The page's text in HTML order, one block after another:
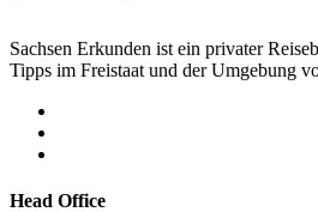
Sachsen Erkunden ist ein privater
Tipps im Freistaat und der Umgebung
Head Office